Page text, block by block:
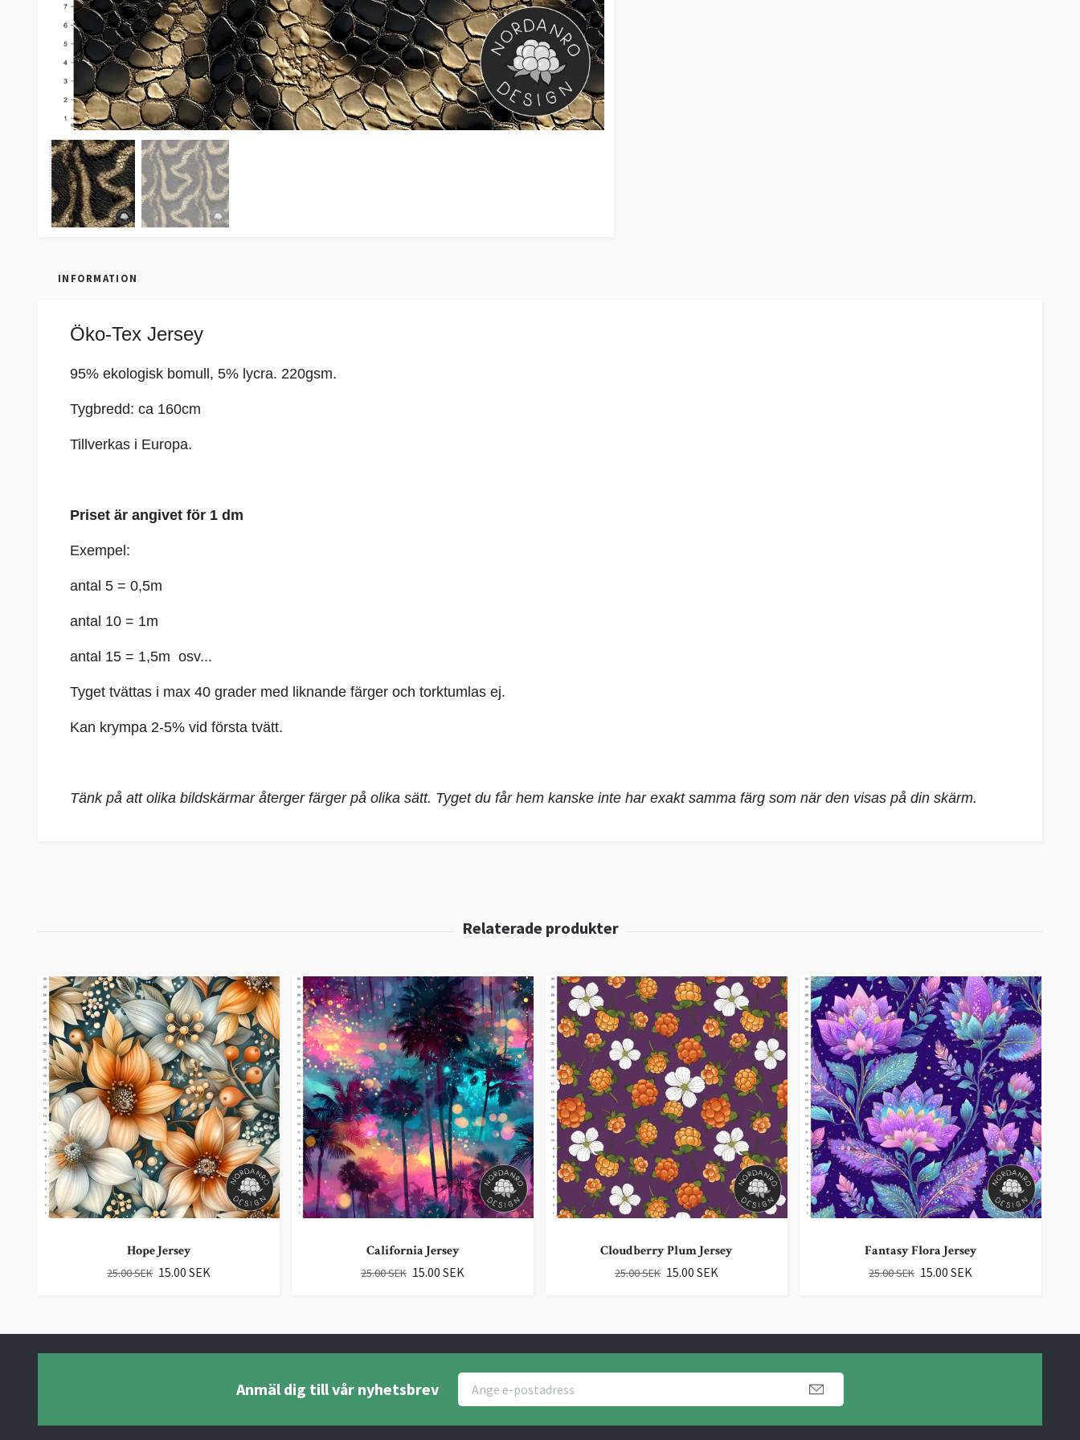
INFORMATION
Öko-Tex Jersey
95% ekologisk bomull, 5% lycra. 220gsm.
Tygbredd: ca 160cm
Tillverkas i Europa.
Priset är angivet för 1 dm
Exempel:
antal 5 = 0,5m
antal 10 = 1m
antal 15 = 1,5m osv...
Tyget tvättas i max 40 grader med liknande färger och torktumlas ej.
Kan krympa 2-5% vid första tvätt.
Tänk på att olika bildskärmar återger färger på olika sätt. Tyget du får hem kanske inte har exakt samma färg som när den visas på din skärm.
Hope Jersey
25.00 SEK 15.00 SEK
California Jersey
25.00 SEK 15.00 SEK
Cloudberry Plum Jersey
25.00 SEK 15.00 SEK
Fantasy Flora Jersey
25.00 SEK 15.00 SEK
Anmäl dig till vår nyhetsbrev